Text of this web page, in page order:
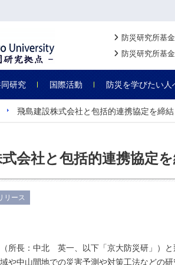
防災研究所基
防災研究所基
研究 国際活動 防災を学びたい人
飛島建設株式会社と包括的連携協定を締結
会社と包括的連携協定
リース
所長：中北 英一、以下「京大防災研」）
や中山間地での災害予測や対策工法などの